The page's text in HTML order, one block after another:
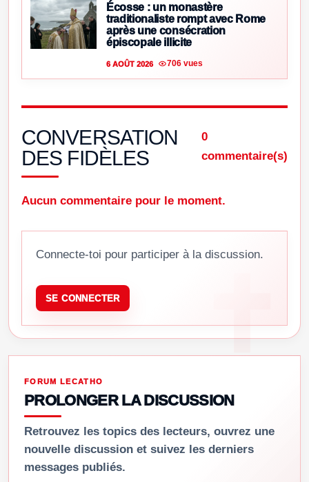
Écosse : un monastère
traditionaliste rompt avec Rome
après une consécration
épiscopale illicite
6 AOÛT 2026 706 vues
CONVERSATION
DES FIDÈLES
0
commentaire(s)
Aucun commentaire pour le moment.
Connecte-toi pour participer à la discussion.
SE CONNECTER
FORUM LECATHO
PROLONGER LA DISCUSSION
Retrouvez les topics des lecteurs, ouvrez une
nouvelle discussion et suivez les derniers
messages publiés.